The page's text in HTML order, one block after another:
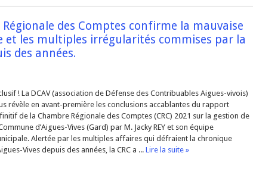
: Promesse de développement ou bombe à retardement ?
du 21 novembre 2025
Gaspillage, abandon et mépris du patrimoine public
des Comptes confirme la mauvaise
et les multiples irrégularités commises par la
des années.
! La DCAV (association de Défense des Contribuables Aigues-vivois)
révèle en avant-première les conclusions accablantes du rapport
de la Chambre Régionale des Comptes (CRC) 2021 sur la gestion de
d’Aigues-Vives (Gard) par M. Jacky REY et son équipe
Alertée par les multiples affaires qui défraient la chronique
Vives depuis des années, la CRC a ...Lire la suite »